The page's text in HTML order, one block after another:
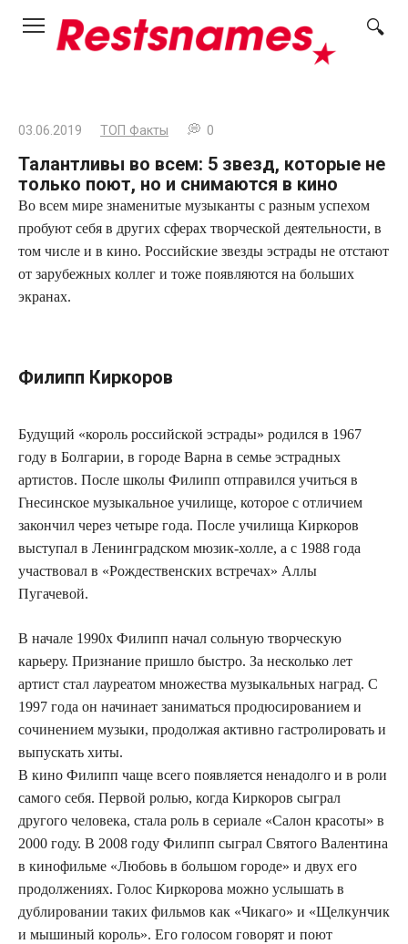
03.06.2019 ТОП Факты 0
Талантливы во всем: 5 звезд, которые не
только поют, но и снимаются в кино
Во всем мире знаменитые музыканты с разным успехом
пробуют себя в других сферах творческой деятельности, в
том числе и в кино. Российские звезды эстрады не отстают
от зарубежных коллег и тоже появляются на больших
экранах.
Филипп Киркоров
Будущий «король российской эстрады» родился в 1967
году в Болгарии, в городе Варна в семье эстрадных
артистов. После школы Филипп отправился учиться в
Гнесинское музыкальное училище, которое с отличием
закончил через четыре года. После училища Киркоров
выступал в Ленинградском мюзик-холле, а с 1988 года
участвовал в «Рождественских встречах» Аллы
Пугачевой.
В начале 1990х Филипп начал сольную творческую
карьеру. Признание пришло быстро. За несколько лет
артист стал лауреатом множества музыкальных наград. С
1997 года он начинает заниматься продюсированием и
сочинением музыки, продолжая активно гастролировать и
выпускать хиты.
В кино Филипп чаще всего появляется ненадолго и в роли
самого себя. Первой ролью, когда Киркоров сыграл
другого человека, стала роль в сериале «Салон красоты» в
2000 году. В 2008 году Филипп сыграл Святого Валентина
в кинофильме «Любовь в большом городе» и двух его
продолжениях. Голос Киркорова можно услышать в
дублировании таких фильмов как «Чикаго» и «Щелкунчик
и мышиный король». Его голосом говорят и поют